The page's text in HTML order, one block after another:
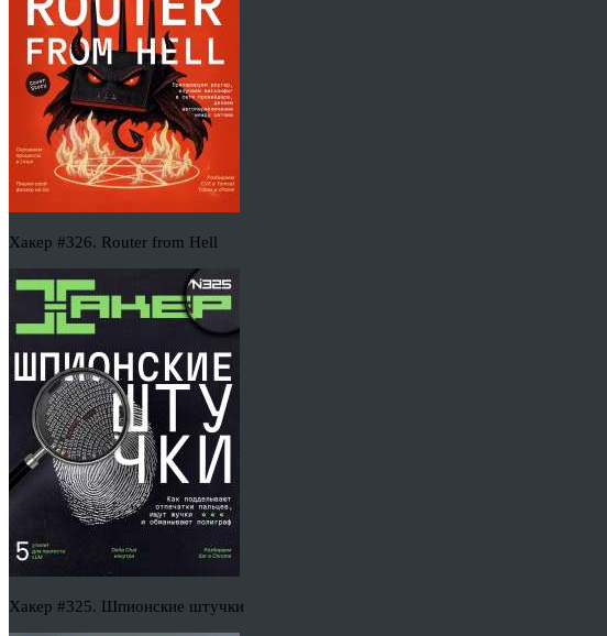
Хакер #326. Router from Hell
Хакер #325. Шпионские штучки